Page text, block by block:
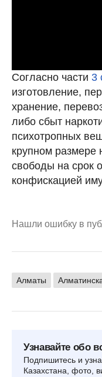
Согласно части 3
изготовление,
хранение,
либо сбыт
психотропных
крупном
свободы на срок
конфискацией
Нашли ошибку в
Алматы
Узнавайте обо
Подпишитесь и
Казахстана, фото,